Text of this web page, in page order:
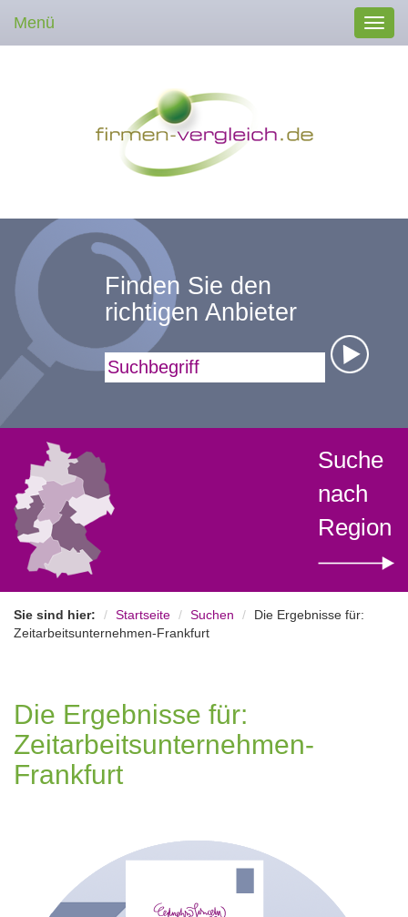
Menü
Finden Sie den
richtigen Anbieter
Suchbegriff
Suche
nach
Region
Sie sind hier: Startseite Suchen
Die Ergebnisse für:
Zeitarbeitsunternehmen-Frankfurt
Die Ergebnisse für:
Zeitarbeitsunternehmen-
Frankfurt